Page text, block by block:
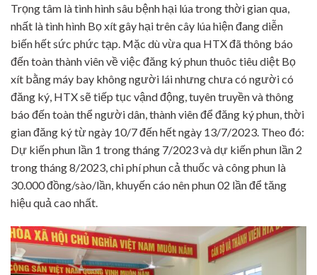
Trọng tâm là tình hình sâu bệnh hại lúa trong thời gian qua,
nhất là tình hình Bọ xít gây hại trên cây lúa hiện đang diễn
biến hết sức phức tạp. Mặc dù vừa qua HTX đã thông báo
đến toàn thành viên về việc đăng ký phun thuôc tiêu diệt Bọ
xít bằng máy bay không người lái nhưng chưa có người có
đăng ký, HTX sẽ tiếp tục vậnd động, tuyên truyền và thông
báo đến toàn thể người dân, thành viên để đăng ký phun, thời
gian đăng ký từ ngày 10/7 đến hết ngày 13/7/2023. Theo đó:
Dự kiến phun lần 1 trong tháng 7/2023 và dự kiến phun lần 2
trong tháng 8/2023, chi phí phun cả thuốc và công phun là
30.000 đồng/sào/lần, khuyến cáo nên phun 02 lần để tăng
hiệu quả cao nhất.